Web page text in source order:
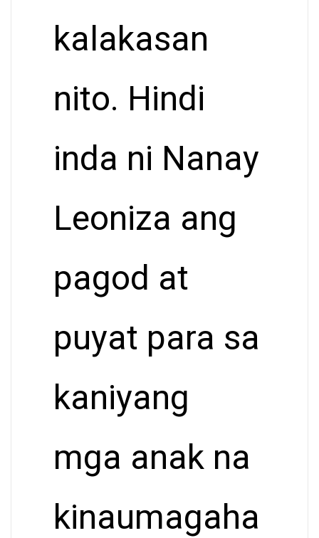
kalakasan
nito. Hindi
inda ni Nanay
Leoniza ang
pagod at
puyat para sa
kaniyang
mga anak na
kinaumagaha